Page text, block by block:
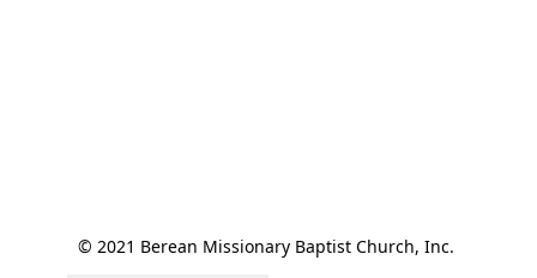
© 2021 Berean Missionary Baptist Church, Inc.